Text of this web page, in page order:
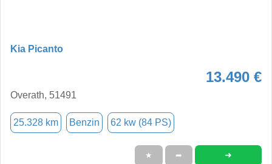
Kia Picanto
13.490 €
Overath, 51491
25.328 km Benzin 62 kw (84 PS)
★ ➦ ➜